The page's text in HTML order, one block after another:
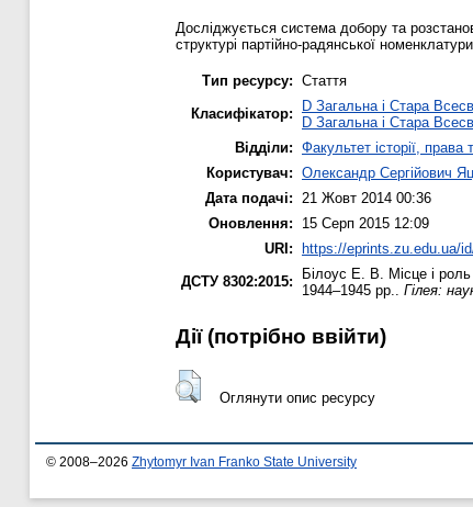
Досліджується система добору та
структурі партійно-радянської номенклатури.
Тип ресурсу: Стаття
Класифікатор:
D Загальна і Стара
D Загальна і Стара
Відділи: Факультет історії, права
Користувач: Олександр Сергійович
Дата подачі:
21 Жовт 2014 00:36
Оновлення:
15 Серп 2015 12:09
URI: https://eprints.zu.edu.ua/
ДСТУ 8302:2015:
Білоус Е. В.
Місце і
1944–1945 рр.. Гілея:
Дії ​​(потрібно ввійти)
Оглянути опис ресурсу
© 2008–2026 Zhytomyr Ivan Franko State University